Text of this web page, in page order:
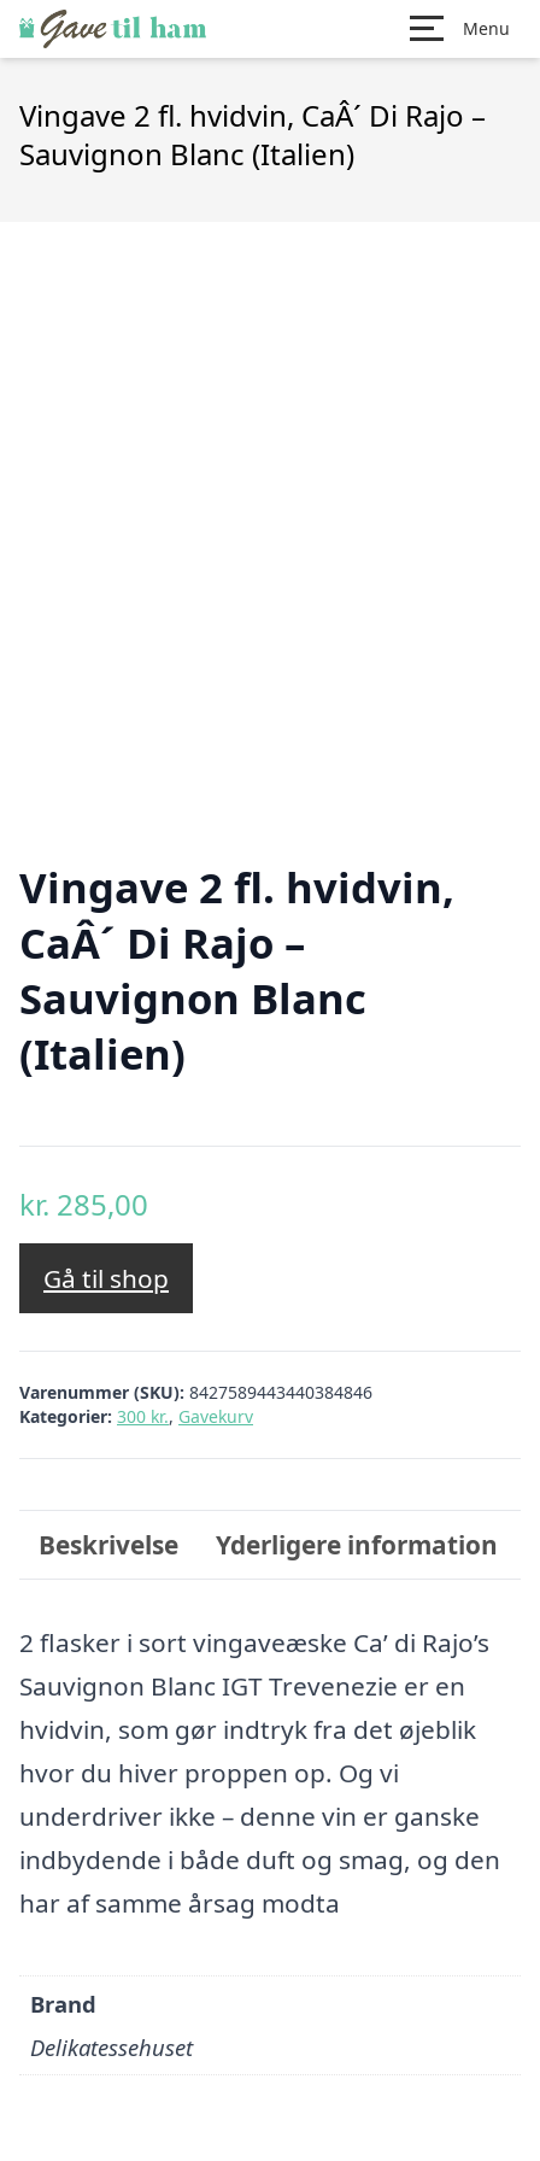
Menu
Vingave 2 fl. hvidvin, CaÂ´ Di Rajo –
Sauvignon Blanc (Italien)
Vingave 2 fl. hvidvin,
CaÂ´ Di Rajo –
Sauvignon Blanc
(Italien)
kr. 285,00
Gå til shop
Varenummer (SKU): 8427589443440384846
Kategorier: 300 kr., Gavekurv
Beskrivelse Yderligere information
2 flasker i sort vingaveæske Ca’ di Rajo’s
Sauvignon Blanc IGT Trevenezie er en
hvidvin, som gør indtryk fra det øjeblik
hvor du hiver proppen op. Og vi
underdriver ikke – denne vin er ganske
indbydende i både duft og smag, og den
har af samme årsag modta
Brand
Delikatessehuset